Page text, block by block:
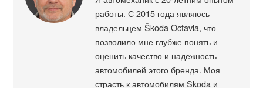
работы. С 2015 года являюсь
владельцем Škoda Octavia, что
позволило мне глубже понять и
оценить качество и надежность
автомобилей этого бренда. Моя
страсть к автомобилям Škoda и